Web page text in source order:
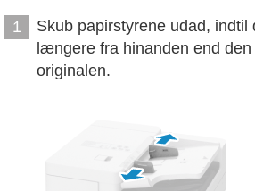
1
Skub papirstyrene udad, indtil
længere fra hinanden end
originalen.